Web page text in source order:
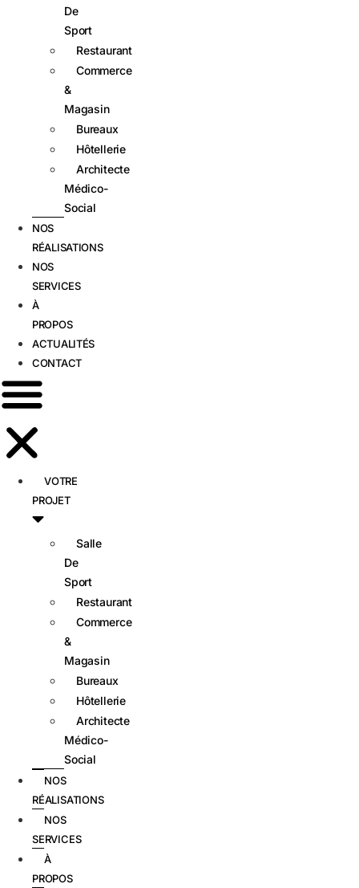
De
Sport
Restaurant
Commerce
&
Magasin
Bureaux
Hôtellerie
Architecte
Médico-
Social
NOS
RÉALISATIONS
NOS
SERVICES
À
PROPOS
ACTUALITÉS
CONTACT
VOTRE
PROJET
Salle
De
Sport
Restaurant
Commerce
&
Magasin
Bureaux
Hôtellerie
Architecte
Médico-
Social
NOS
RÉALISATIONS
NOS
SERVICES
À
PROPOS